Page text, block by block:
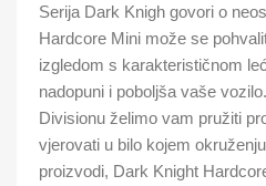
Serija Dark Knigh govori o
Hardcore Mini može se
izgledom s karakterističnom
nadopuni i poboljša vaše
Divisionu želimo vam pružiti
vjerovati u bilo kojem
proizvodi, Dark Knight